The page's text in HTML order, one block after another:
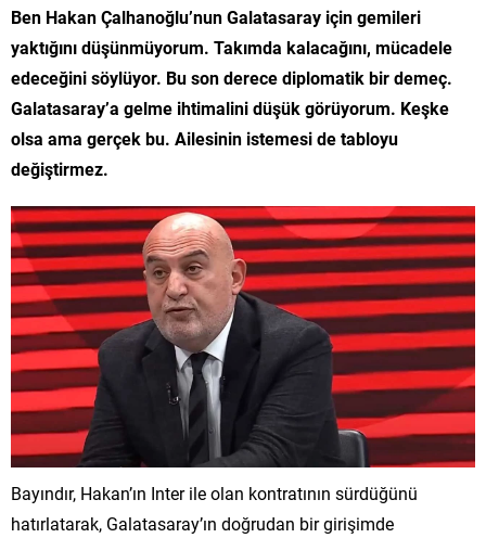
Ben Hakan Çalhanoğlu’nun Galatasaray için gemileri
yaktığını düşünmüyorum. Takımda kalacağını, mücadele
edeceğini söylüyor. Bu son derece diplomatik bir demeç.
Galatasaray’a gelme ihtimalini düşük görüyorum. Keşke
olsa ama gerçek bu. Ailesinin istemesi de tabloyu
değiştirmez.
Bayındır, Hakan’ın Inter ile olan kontratının sürdüğünü
hatırlatarak, Galatasaray’ın doğrudan bir girişimde